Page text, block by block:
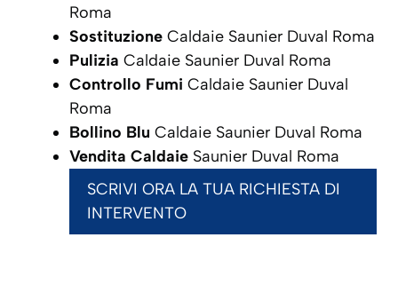
Roma
Sostituzione Caldaie Saunier Duval Roma
Pulizia Caldaie Saunier Duval Roma
Controllo Fumi Caldaie Saunier Duval
Roma
Bollino Blu Caldaie Saunier Duval Roma
Vendita Caldaie Saunier Duval Roma
SCRIVI ORA LA TUA RICHIESTA DI
INTERVENTO